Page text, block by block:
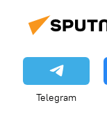
Telegram